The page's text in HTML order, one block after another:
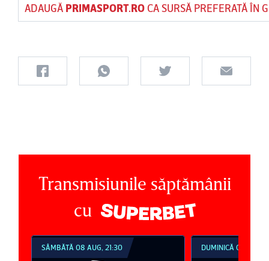
ADAUGĂ PRIMASPORT.ROCA SURSĂ PREFERATĂ ÎN
Transmisiunile săptămânii
cu
DUMINICĂ 09 AUG, 18:30 DUMINICĂ 09 AUG,